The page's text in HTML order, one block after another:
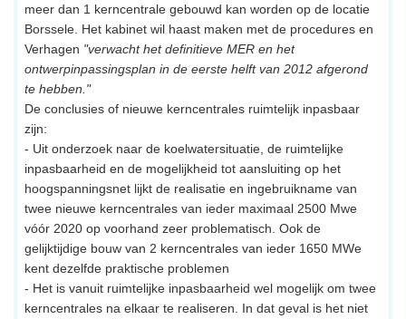
meer dan 1 kerncentrale gebouwd kan worden op de locatie
Borssele. Het kabinet wil haast maken met de procedures en
Verhagen "verwacht het definitieve MER en het
ontwerpinpassingsplan in de eerste helft van 2012 afgerond
te hebben."
De conclusies of nieuwe kerncentrales ruimtelijk inpasbaar
zijn:
- Uit onderzoek naar de koelwatersituatie, de ruimtelijke
inpasbaarheid en de mogelijkheid tot aansluiting op het
hoogspanningsnet lijkt de realisatie en ingebruikname van
twee nieuwe kerncentrales van ieder maximaal 2500 Mwe
vóór 2020 op voorhand zeer problematisch. Ook de
gelijktijdige bouw van 2 kerncentrales van ieder 1650 MWe
kent dezelfde praktische problemen
- Het is vanuit ruimtelijke inpasbaarheid wel mogelijk om twee
kerncentrales na elkaar te realiseren. In dat geval is het niet